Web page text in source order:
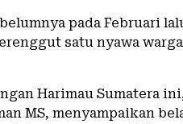
pada Februari
satu nyawa warga
Harimau Sumatera
MS, menyampaikan